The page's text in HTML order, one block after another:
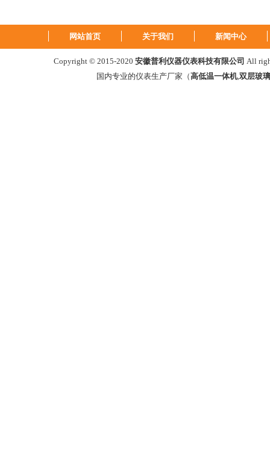
网站首页 关于我们 新闻中心
Copyright © 2015-2020 安徽普利仪器仪表科技有限公司 All
国内专业的仪表生产厂家（高低温一体机,双层玻